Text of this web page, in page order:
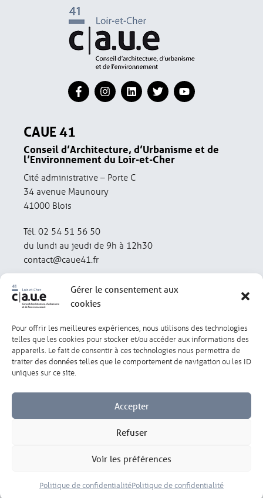
Gérer le consentement aux
cookies
Pour offrir les meilleures expériences, nous utilisons des technologies
telles que les cookies pour stocker et/ou accéder aux informations des
appareils. Le fait de consentir à ces technologies nous permettra de
traiter des données telles que le comportement de navigation ou les ID
uniques sur ce site.
Accepter
Refuser
Voir les préférences
Politique de confidentialitéPolitique de confidentialité
CAUE 41
Conseil d’Architecture, d’Urbanisme et de
l’Environnement du Loir-et-Cher
Cité administrative – Porte C
34 avenue Maunoury
41000 Blois
Tél. 02 54 51 56 50
du lundi au jeudi de 9h à 12h30
contact@caue41.fr
Mentions légales Politique de confidentialité
Lexique Réalisation : olivgraphic.com